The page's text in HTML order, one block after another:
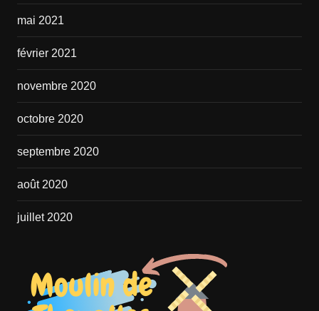
mai 2021
février 2021
novembre 2020
octobre 2020
septembre 2020
août 2020
juillet 2020